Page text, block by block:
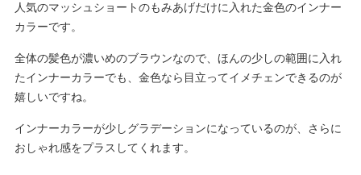
人気のマッシュショートのもみあげだけに入れた金色のインナー
カラーです。
全体の髪色が濃いめのブラウンなので、ほんの少しの範囲に入れ
たインナーカラーでも、金色なら目立ってイメチェンできるのが
嬉しいですね。
インナーカラーが少しグラデーションになっているのが、さらに
おしゃれ感をプラスしてくれます。